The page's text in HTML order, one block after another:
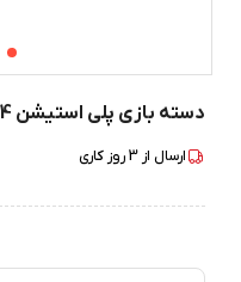
دسته بازی پلی استیشن 4 مدل BAT MAN
ارسال از 3روز کاری